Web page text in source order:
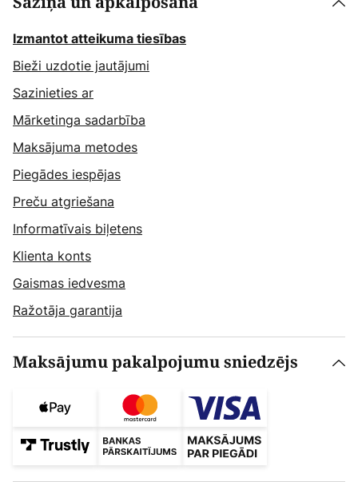
Izmantot atteikuma tiesības
Bieži uzdotie jautājumi
Sazinieties ar
Mārketinga sadarbība
Maksājuma metodes
Piegādes iespējas
Preču atgriešana
Informatīvais biļetens
Klienta konts
Gaismas iedvesma
Ražotāja garantija
Maksājumu pakalpojumu sniedzējs